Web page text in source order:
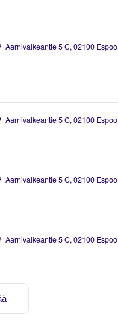
Aarnivalkeantie 5 C, 02100 Espoo
Aarnivalkeantie 5 C, 02100 Espoo
Aarnivalkeantie 5 C, 02100 Espoo
Aarnivalkeantie 5 C, 02100 Espoo